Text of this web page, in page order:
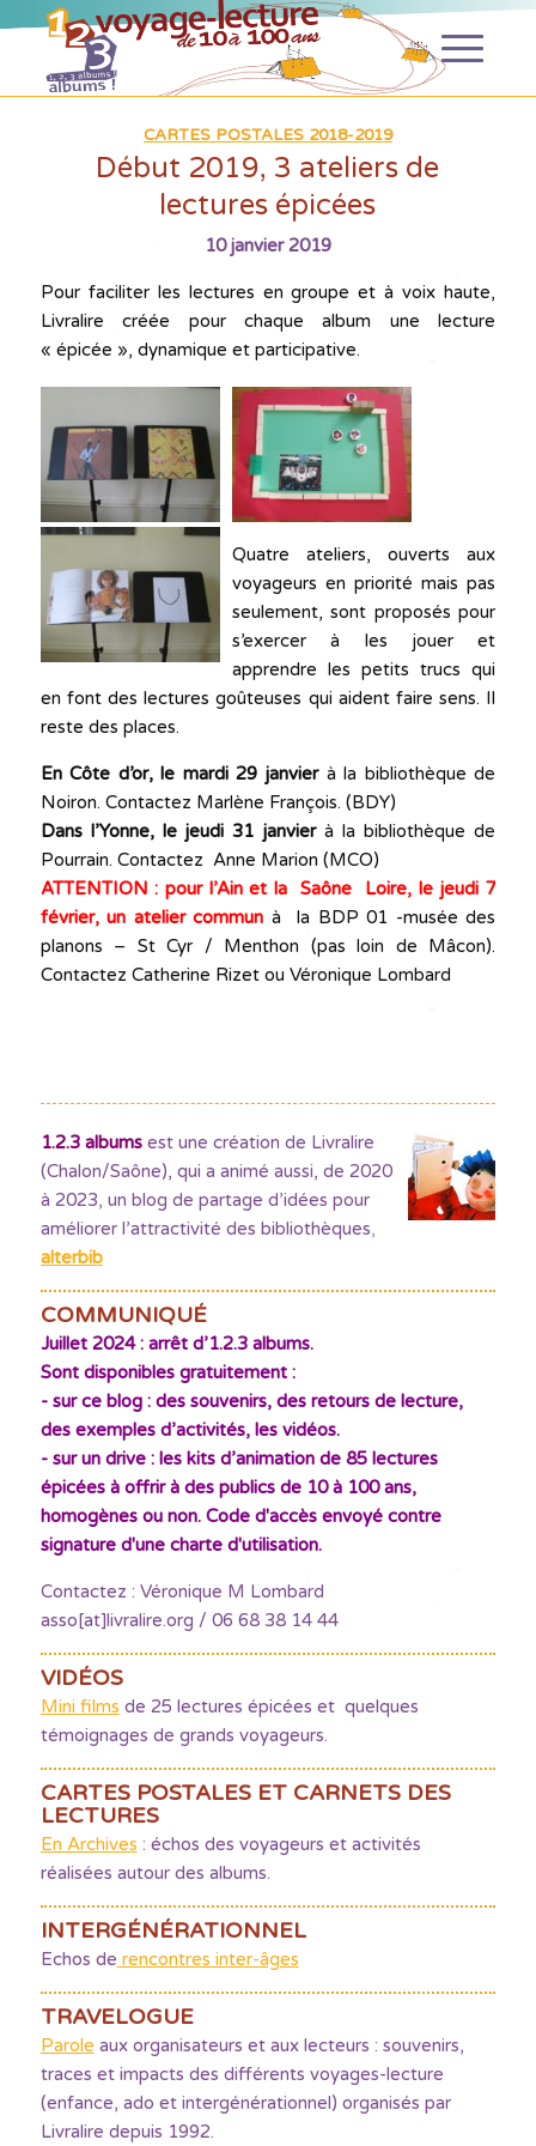
CARTES POSTALES 2018-2019
Début 2019, 3 ateliers de
lectures épicées
10 janvier 2019
Pour faciliter les lectures en groupe et à voix haute,
Livralire créée pour chaque album une lecture
« épicée », dynamique et participative.
Quatre ateliers, ouverts aux
voyageurs en priorité mais pas
seulement, sont proposés pour
s’exercer à les jouer et
apprendre les petits trucs qui
en font des lectures goûteuses qui aident faire sens. Il
reste des places.
En Côte d’or, le mardi 29 janvier à la bibliothèque de
Noiron. Contactez Marlène François. (BDY)
Dans l’Yonne, le jeudi 31 janvierà la bibliothèque de
Pourrain. Contactez Anne Marion (MCO)
ATTENTION : pour l’Ain et la Saône Loire, le jeudi 7
février, un atelier commun à la BDP 01 -musée des
planons – St Cyr / Menthon (pas loin de Mâcon).
Contactez Catherine Rizet ou Véronique Lombard
1.2.3 albumsest une création de Livralire
(Chalon/Saône), qui a animé aussi, de 2020
à 2023, un blog de partage d’idées pour
améliorer l’attractivité des bibliothèques,
alterbib
COMMUNIQUÉ
Juillet 2024 : arrêt d’1.2.3 albums.
Sont disponibles gratuitement :
- sur ce blog : des souvenirs, des retours de lecture,
des exemples d’activités, les vidéos.
- sur un drive : les kits d’animation de 85 lectures
épicées à offrir à des publics de 10 à 100 ans,
homogènes ou non. Code d'accès envoyé contre
signature d'une charte d'utilisation.
Contactez : Véronique M Lombard
asso[at]livralire.org / 06 68 38 14 44
VIDÉOS
Mini films de 25 lectures épicées et quelques
témoignages de grands voyageurs.
CARTES POSTALES ET CARNETS DES
LECTURES
En Archives : échos des voyageurs et activités
réalisées autour des albums.
INTERGÉNÉRATIONNEL
Echos de rencontres inter-âges
TRAVELOGUE
Parole aux organisateurs et aux lecteurs : souvenirs,
traces et impacts des différents voyages-lecture
(enfance, ado et intergénérationnel) organisés par
Livralire depuis 1992.